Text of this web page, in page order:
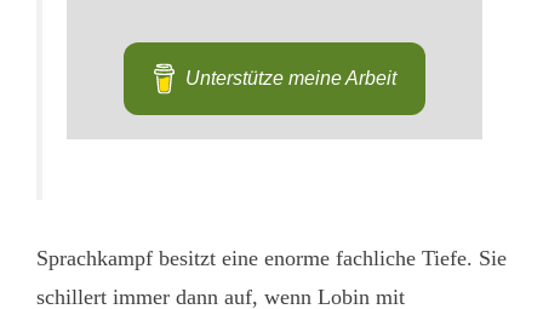
Unterstütze meine Arbeit
Sprachkampf besitzt eine enorme fachliche Tiefe. Sie
schillert immer dann auf, wenn Lobin mit